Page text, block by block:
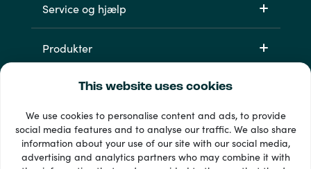
This website uses cookies
We use cookies to personalise content and ads, to provide
social media features and to analyse our traffic. We also share
information about your use of our site with our social media,
advertising and analytics partners who may combine it with
Service og hjælp
Produkter